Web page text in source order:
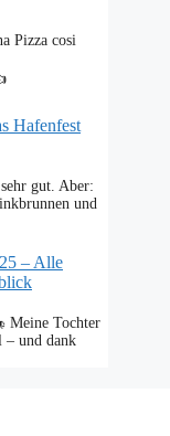
Pizza cosi
Hafenfest
gut. Aber:
und
– Alle
Meine Tochter
– und dank